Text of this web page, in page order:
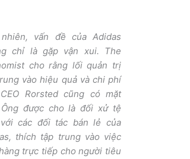
vấn đề của Adidas
chỉ là gặp vận xui. The
cho rằng lối quản trị
vào hiệu quả và chi phí
Rorsted cũng có mặt
được cho là đối xử tệ
các đối tác bán lẻ của
thích tập trung vào việc
trực tiếp cho người tiêu